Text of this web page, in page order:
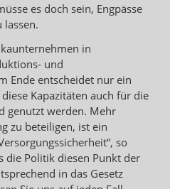
es doch sein, Engpässe
lassen.
in
und
Ende entscheidet nur ein
Kapazitäten auch für die
genutzt werden. Mehr
zu beteiligen, ist ein
so
die Politik diesen Punkt der
in das Gesetz